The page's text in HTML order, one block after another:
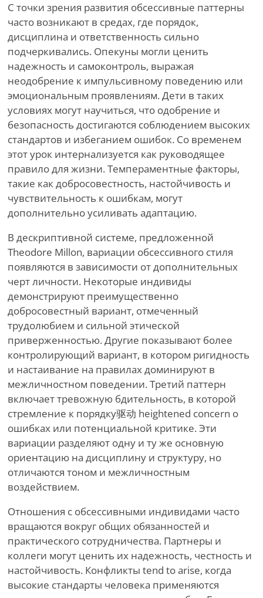
С точки зрения развития обсессивные паттерны
часто возникают в средах, где порядок,
дисциплина и ответственность сильно
подчеркивались. Опекуны могли ценить
надежность и самоконтроль, выражая
неодобрение к импульсивному поведению или
эмоциональным проявлениям. Дети в таких
условиях могут научиться, что одобрение и
безопасность достигаются соблюдением высоких
стандартов и избеганием ошибок. Со временем
этот урок интернализуется как руководящее
правило для жизни. Темпераментные факторы,
такие как добросовестность, настойчивость и
чувствительность к ошибкам, могут
дополнительно усиливать адаптацию.
В дескриптивной системе, предложенной
Theodore Millon, вариации обсессивного стиля
появляются в зависимости от дополнительных
черт личности. Некоторые индивиды
демонстрируют преимущественно
добросовестный вариант, отмеченный
трудолюбием и сильной этической
приверженностью. Другие показывают более
контролирующий вариант, в котором ригидность
и настаивание на правилах доминируют в
межличностном поведении. Третий паттерн
включает тревожную бдительность, в которой
стремление к порядку驱动 heightened concern о
ошибках или потенциальной критике. Эти
вариации разделяют одну и ту же основную
ориентацию на дисциплину и структуру, но
отличаются тоном и межличностным
воздействием.
Отношения с обсессивными индивидами часто
вращаются вокруг общих обязанностей и
практического сотрудничества. Партнеры и
коллеги могут ценить их надежность, честность и
настойчивость. Конфликты tend to arise, когда
высокие стандарты человека применяются